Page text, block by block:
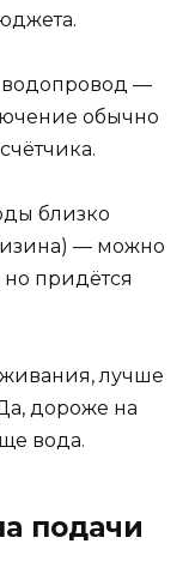
водопровод —
обычно
близко
— можно
но придётся
лучше
дороже на
вода.
подачи